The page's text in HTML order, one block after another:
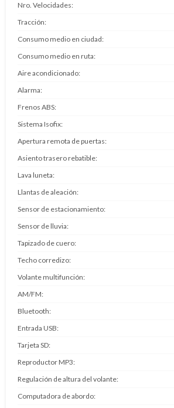
Nro. Velocidades
Tracción
Consumo medio en ciudad
Consumo medio en ruta
Aire acondicionado
Alarma
Frenos ABS
Sistema Isofix
Apertura remota de puertas
Asiento trasero rebatible
Lava luneta
Llantas de aleación
Sensor de estacionamiento
Sensor de lluvia
Tapizado de cuero
Techo corredizo
Volante multifunción
AM/FM
Bluetooth
Entrada USB
Tarjeta SD
Reproductor MP3
Regulación de altura del volante
Computadora de abordo